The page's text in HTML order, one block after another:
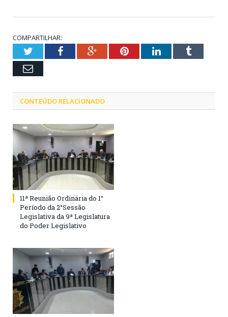
COMPARTILHAR:
TwitterFacebookGoogle+PinterestLinkedInTumblr
Email
CONTEÚDO RELACIONADO
11ª Reunião Ordinária do 1°
Período da 2°Sessão
Legislativa da 9ª Legislatura
do Poder Legislativo